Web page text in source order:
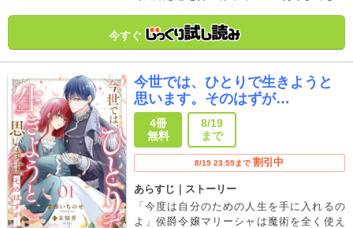
人は次第に心を通わせていく。元騎士の辺境
伯令嬢と、強面で勘違いされがちな王太子の
今すぐ
今世では、ひとりで生きようと
思います。そのはずが…
4冊
無料
8/19
まで
8/19 23:59まで 割引中
あらすじ｜ストーリー
「今度は自分のための人生を手に入れるの
よ」侯爵令嬢マリーシャは魔術を全く使え